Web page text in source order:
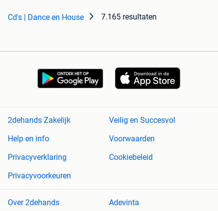
Cd's | Dance en House 7.165 resultaten
2dehands Zakelijk
Veilig en Succesvol
Help en info
Voorwaarden
Privacyverklaring
Cookiebeleid
Privacyvoorkeuren
Over 2dehands Adevinta